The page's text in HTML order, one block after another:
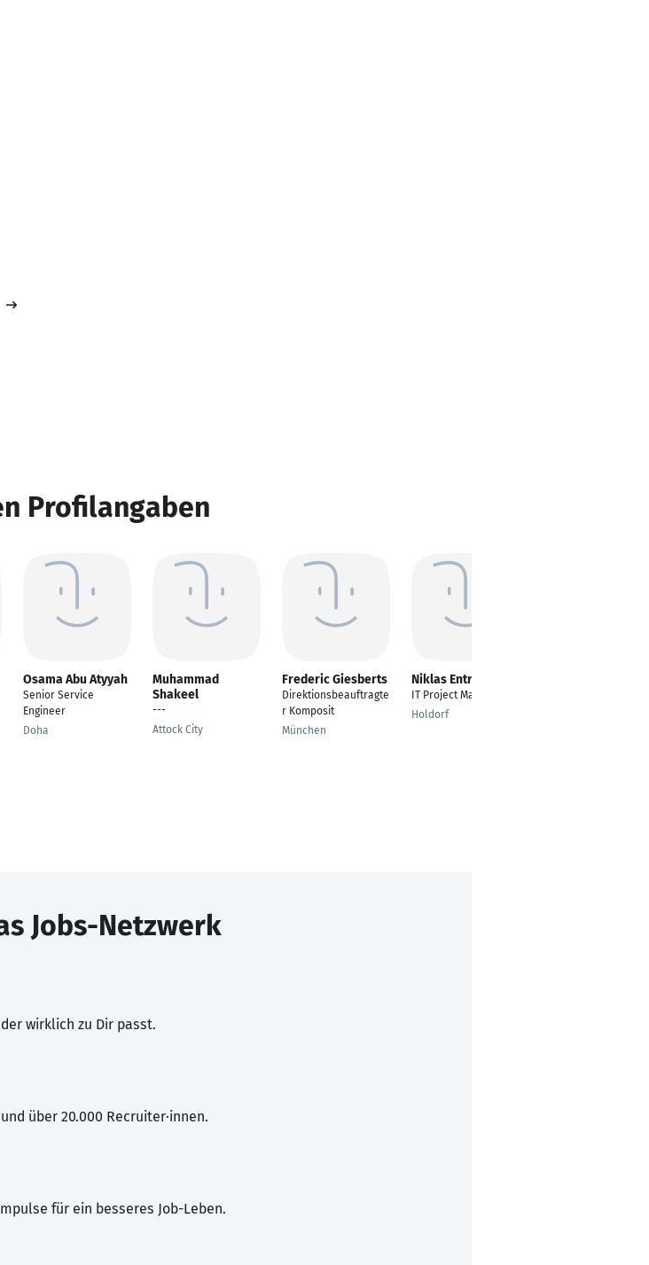
Profilangaben
Osama Abu Atyyah
Senior Service
Engineer
Doha
Muhammad
Shakeel
---
Attock City
Frederic Giesberts
Direktionsbeauftragte
r Komposit
München
Niklas Entrup
IT Project Manager
Holdorf
Jobs-Netzwerk
wirklich zu Dir passt.
über 20.000 Recruiter·innen.
für ein besseres Job-Leben.